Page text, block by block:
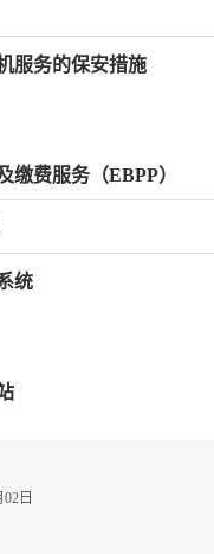
服务的保安措施
缴费服务（EBPP）
统
日